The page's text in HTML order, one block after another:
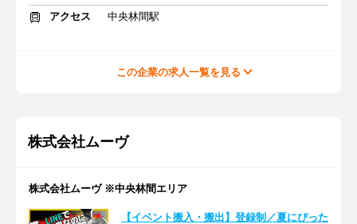
アクセス
中央林間駅
この企業の求人一覧を見る
株式会社ムーヴ
株式会社ムーヴ ※中央林間エリア
【イベント搬入・搬出】登録制／夏にぴった